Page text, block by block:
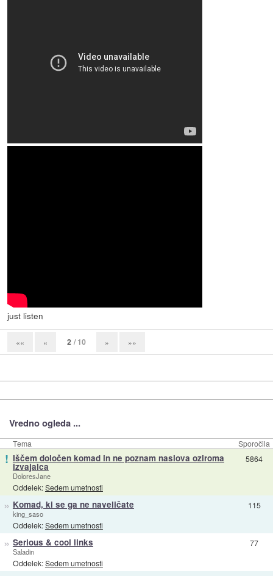
just listen
«« « 2 / 10 » »»
Vredno ogleda ...
Tema Sporočila
! Iščem določen komad in ne poznam naslova oziroma
izvajalca
DoloresJane
Oddelek:Sedem umetnosti
5864
» Komad, ki se ga ne naveličate
king_saso
Oddelek:Sedem umetnosti
115
» Serious & cool links
Saladin
Oddelek:Sedem umetnosti
77